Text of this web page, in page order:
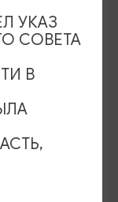
УКАЗ
СОВЕТА
В